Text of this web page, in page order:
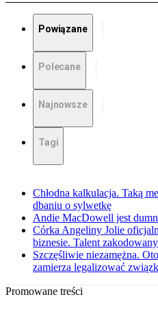
Powiązane
Polecane
Najnowsze
Tagi
Chłodna kalkulacja. Taką
dbaniu o sylwetkę
Andie MacDowell jest
Córka Angeliny Jolie
biznesie. Talent
Szczęśliwie niezamężna.
zamierza legalizować
Promowane treści